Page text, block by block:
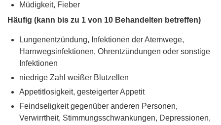
Müdigkeit, Fieber
Häufig (kann bis zu 1 von 10 Behandelten betreffen)
Lungenentzündung, Infektionen der Atemwege,
Harnwegsinfektionen, Ohrentzündungen oder sonstige
Infektionen
niedrige Zahl weißer Blutzellen
Appetitlosigkeit, gesteigerter Appetit
Feindseligkeit gegenüber anderen Personen,
Verwirrtheit, Stimmungsschwankungen, Depressionen,